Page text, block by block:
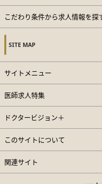
こだわり条件から求人情報を探
SITE MAP
サイトメニュー
医師求人特集
ドクタービジョン＋
このサイトについて
関連サイト